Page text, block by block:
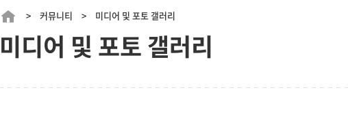
> 커뮤니티 > 미디어 및 포토 갤러리
미디어 및 포토 갤러리